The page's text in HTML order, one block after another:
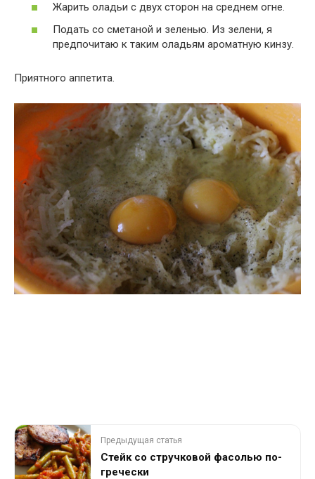
Жарить оладьи с двух сторон на среднем огне.
Подать со сметаной и зеленью. Из зелени, я
предпочитаю к таким оладьям ароматную кинзу.
Приятного аппетита.
Предыдущая статья
Стейк со стручковой фасолью по-
гречески